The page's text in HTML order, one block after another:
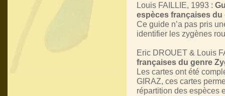
Louis FAILLIE, 1993 :
espèces françaises du
Ce guide n’a pas pris
identifier les zygènes
Eric DROUET & Louis
françaises du genre
Les cartes ont été
GIRAZ, ces cartes
répartition des espèces